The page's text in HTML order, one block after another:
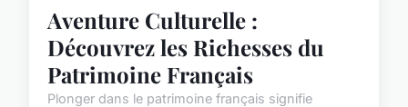
Aventure Culturelle :
Découvrez les Richesses du
Patrimoine Français
Plonger dans le patrimoine français signifie